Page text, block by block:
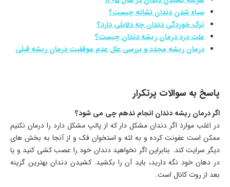
سیاه شدن دندان نشانه چیست؟
ترک خوردگی دندان چه دلایلی دارد؟
علت درد درمان ریشه دندان چیست؟
درمان ریشه مجدد و بررسی علل عدم موفقیت درمان ریشه قبلی
پاسخ به سوالات پرتکرار
اگر درمان ریشه دندان انجام ندهم چی می شود؟
در اغلب موارد اگر دندان مشکل دار که از پالپ مشکل دارد را درمان نکنیم
ممکن است عفونت کرده و به لثه و استخوان فک و از آنجا به بخش های
دیگر سرایت کند. بنابراین اگر نخواهید دندان خود را عصب کشی کنید و یا
در دهان خود نگه دارید، باید آن را بکشید. کشیدن دندان بهترین گزینه
بعد از روت کانال است.